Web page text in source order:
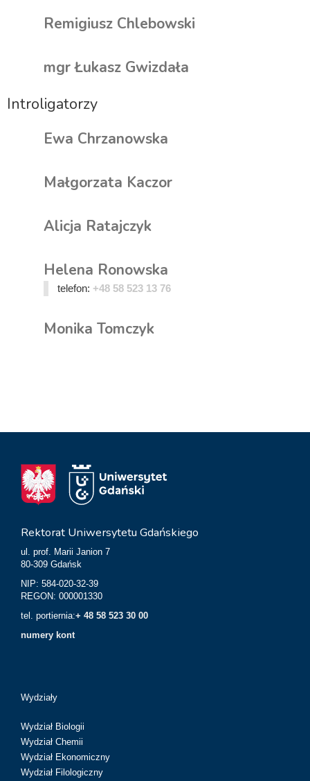
Remigiusz Chlebowski
mgr Łukasz Gwizdała
Introligatorzy
Ewa Chrzanowska
Małgorzata Kaczor
Alicja Ratajczyk
Helena Ronowska
telefon: +48 58 523 13 76
Monika Tomczyk
Rektorat Uniwersytetu Gdańskiego
ul. prof. Marii Janion 7
80-309 Gdańsk
NIP: 584-020-32-39
REGON: 000001330
tel. portiernia:+ 48 58 523 30 00
numery kont
Wydziały
Wydział Biologii
Wydział Chemii
Wydział Ekonomiczny
Wydział Filologiczny